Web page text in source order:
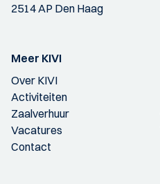
2514 AP Den Haag
Meer KIVI
Over KIVI
Activiteiten
Zaalverhuur
Vacatures
Contact